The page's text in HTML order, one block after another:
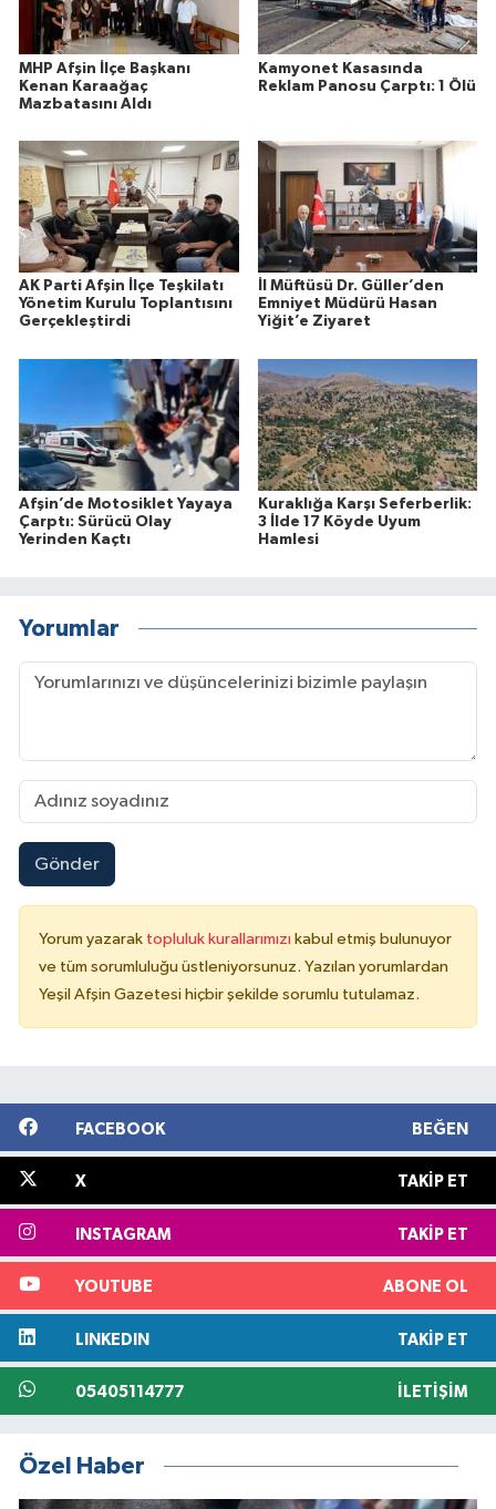
MHP Afşin İlçe Başkanı
Kenan Karaağaç
Mazbatasını Aldı
Kamyonet Kasasında
Reklam Panosu Çarptı: 1 Ölü
AK Parti Afşin İlçe Teşkilatı
Yönetim Kurulu Toplantısını
Gerçekleştirdi
İl Müftüsü Dr. Güller’den
Emniyet Müdürü Hasan
Yiğit’e Ziyaret
Afşin’de Motosiklet Yayaya
Çarptı: Sürücü Olay
Yerinden Kaçtı
Kuraklığa Karşı Seferberlik:
3 İlde 17 Köyde Uyum
Hamlesi
Yorumlar
Gönder
Yorum yazarak topluluk kurallarımızı kabul etmiş bulunuyor
ve tüm sorumluluğu üstleniyorsunuz. Yazılan yorumlardan
Yeşil Afşin Gazetesi hiçbir şekilde sorumlu tutulamaz.
FACEBOOK BEĞEN
X TAKIP ET
INSTAGRAM TAKIP ET
YOUTUBE ABONE OL
LINKEDIN TAKIP ET
05405114777 İLETIŞIM
Özel Haber